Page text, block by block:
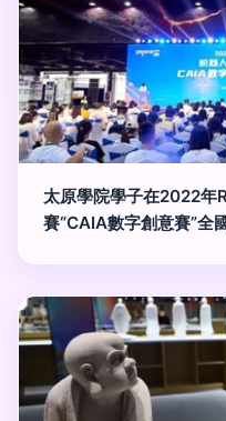
太原學院學子在2022年
賽“CAIA數字創意賽”全